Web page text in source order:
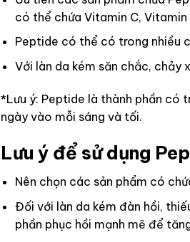
có thể chứa Vitamin C,
Peptide có thể có trong nhiều
Với làn da kém săn chắc, chảy
*Lưu ý: Peptide là thành phần có
ngày vào mỗi sáng và tối.
Lưu ý để sử dụng
Nên chọn các sản phẩm có
Đối với làn da kém đàn hồi,
phần phục hồi mạnh mẽ để